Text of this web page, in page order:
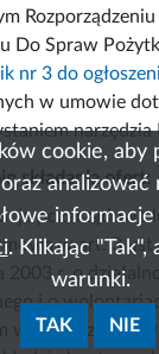
cookie, aby
. Klikając "Tak",
warunki.
TAK NIE
Do Spraw
nr 3 do
w umowie
narzędzia
składania ofert:
pozarządowa
w art. 3 ust.
2003 r. o
i o
w niniejszym